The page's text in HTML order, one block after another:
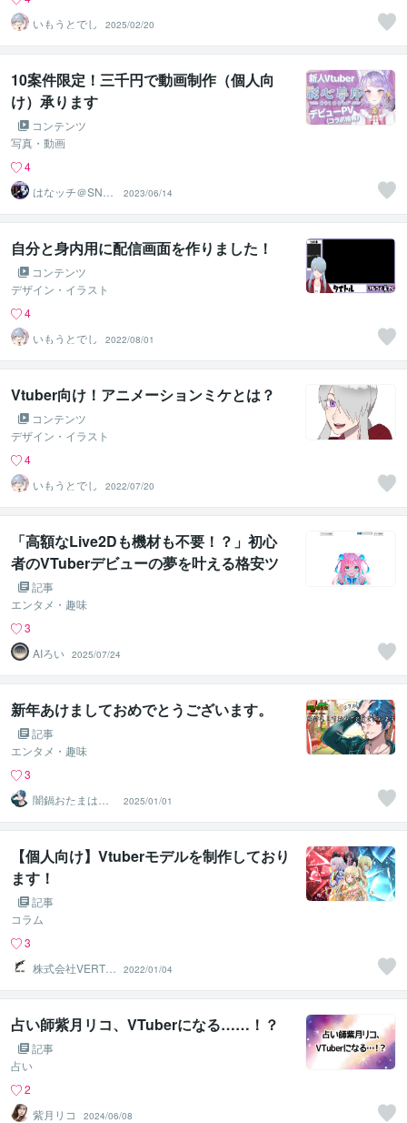
いもうとでし
2025/02/20
10案件限定！三千円で動画制作（個人向
け）承ります
コンテンツ
写真・動画
4
はなッチ＠SNC
_LLC
2023/06/14
自分と身内用に配信画面を作りました！
コンテンツ
デザイン・イラスト
4
いもうとでし
2022/08/01
Vtuber向け！アニメーションミケとは？
コンテンツ
デザイン・イラスト
4
いもうとでし
2022/07/20
「高額なLive2Dも機材も不要！？」初心
者のVTuberデビューの夢を叶える格安ツ
ールが登場！
記事
エンタメ・趣味
3
AIろい 2025/07/24
新年あけましておめでとうございます。
記事
エンタメ・趣味
3
闇鍋おたまは動
画編集をする
2025/01/01
【個人向け】Vtuberモデルを制作しており
ます！
記事
コラム
3
株式会社VERTE
C
2022/01/04
占い師紫月リコ、VTuberになる……！？
記事
占い
2
紫月リコ
2024/06/08